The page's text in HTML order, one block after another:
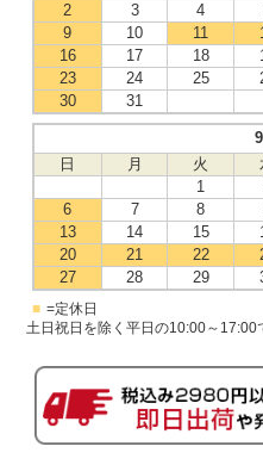
2
3 4
9
10 11
16
17 18
23
24 25
30
31
日
月 火
1
6
7 8
13
14 15
20
21 22
27
28 29
■ =定休日
土日祝日を除く平日の10:00～17:00